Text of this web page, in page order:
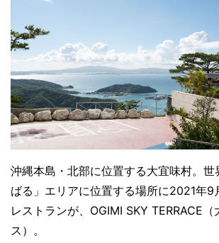
沖縄本島・北部に位置する大宜味村。世
ばる」エリアに位置する場所に2021年9
レストランが、OGIMI SKY TERRACE
ス）。